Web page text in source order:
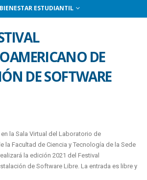
BIENESTAR ESTUDIANTIL
DE
DE SOFTWARE
la Sala Virtual del Laboratorio de
la Facultad de Ciencia y Tecnología de la Sede
la edición 2021 del Festival
de Software Libre. La entrada es libre y